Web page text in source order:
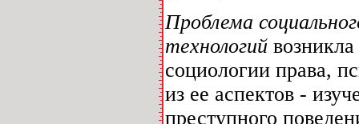
Проблема
технологий
социологии права,
из ее аспектов -
преступного